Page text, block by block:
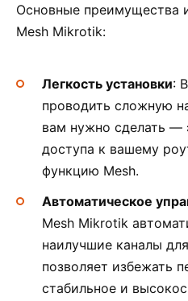
Основные преимущества
Mesh Mikrotik:
Легкость установки:
проводить сложную
вам нужно сделать —
доступа к вашему
функцию Mesh.
Автоматическое
Mesh Mikrotik
наилучшие каналы
позволяет избежать
стабильное и